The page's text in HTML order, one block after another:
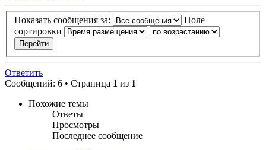
Показать сообщения за:
Поле
сортировки
Ответить
Сообщений: 6 • Страница 1 из 1
Похожие темы
Ответы
Просмотры
Последнее сообщение